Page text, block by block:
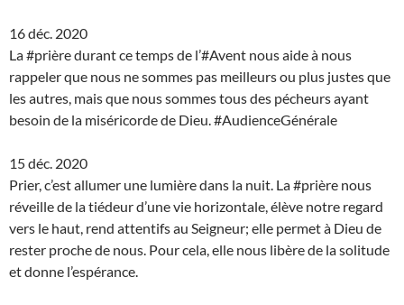
16 déc. 2020
La #prière durant ce temps de l’#Avent nous aide à nous
rappeler que nous ne sommes pas meilleurs ou plus justes que
les autres, mais que nous sommes tous des pécheurs ayant
besoin de la miséricorde de Dieu. #AudienceGénérale
15 déc. 2020
Prier, c’est allumer une lumière dans la nuit. La #prière nous
réveille de la tiédeur d’une vie horizontale, élève notre regard
vers le haut, rend attentifs au Seigneur; elle permet à Dieu de
rester proche de nous. Pour cela, elle nous libère de la solitude
et donne l’espérance.